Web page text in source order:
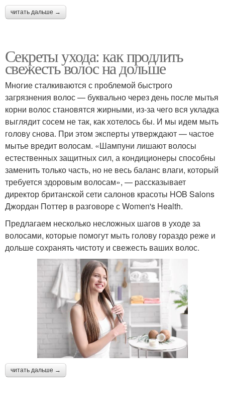
читать дальше →
Секреты ухода: как продлить
свежесть волос на дольше
Многие сталкиваются с проблемой быстрого
загрязнения волос — буквально через день после мытья
корни волос становятся жирными, из-за чего вся укладка
выглядит сосем не так, как хотелось бы. И мы идем мыть
голову снова. При этом эксперты утверждают — частое
мытье вредит волосам. «Шампуни лишают волосы
естественных защитных сил, а кондиционеры способны
заменить только часть, но не весь баланс влаги, который
требуется здоровым волосам», — рассказывает
директор британской сети салонов красоты HOB Salons
Джордан Поттер в разговоре с Women's Health.
Предлагаем несколько несложных шагов в уходе за
волосами, которые помогут мыть голову гораздо реже и
дольше сохранять чистоту и свежесть ваших волос.
читать дальше →